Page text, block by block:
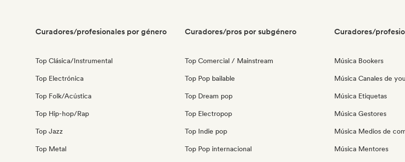
Curadores/profesionales por género
Top Clásica/Instrumental
Top Electrónica
Top Folk/Acústica
Top Hip-hop/Rap
Top Jazz
Top Metal
Curadores/pros por subgénero
Top Comercial / Mainstream
Top Pop bailable
Top Dream pop
Top Electropop
Top Indie pop
Top Pop internacional
Curadores/
Música Bookers
Música Canales de
Música Etiquetas
Música Gestores
Música Medios de
Música Mentores